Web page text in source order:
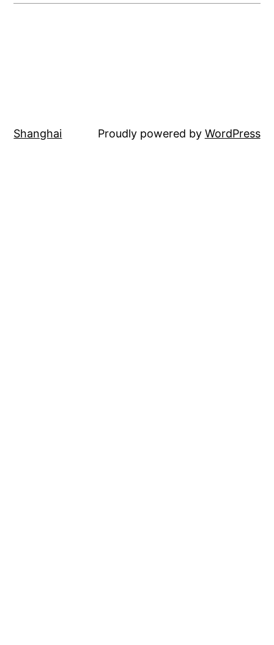
Shanghai Proudly powered by WordPress